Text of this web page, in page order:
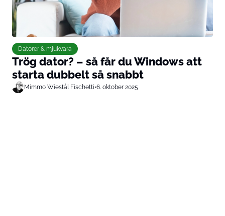
Datorer & mjukvara
Trög dator? – så får du Windows att
starta dubbelt så snabbt
Mimmo Wiestål Fischetti•6. oktober 2025